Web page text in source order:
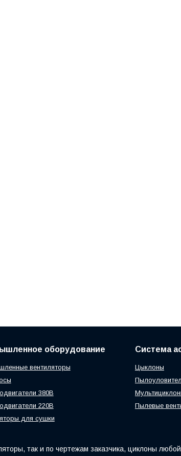
оборудование
вентиляторы
380В
220В
для сушки
Система
Цыклоны
Пылевые
так и по чертежам заказчика, циклоны